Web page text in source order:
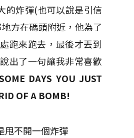
的炸彈(也可以說是引信
方在碼頭附近，他為了
跑來跑去，最後才丟到
出了一句讓我非常喜歡
DAYS YOU JUST
OF A BOMB!
甩不開一個炸彈